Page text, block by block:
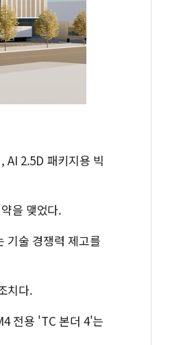
AI 2.5D 패키지용 빅
을 맺었다.
기술 경쟁력 제고를
치다.
전용 'TC 본더 4'는